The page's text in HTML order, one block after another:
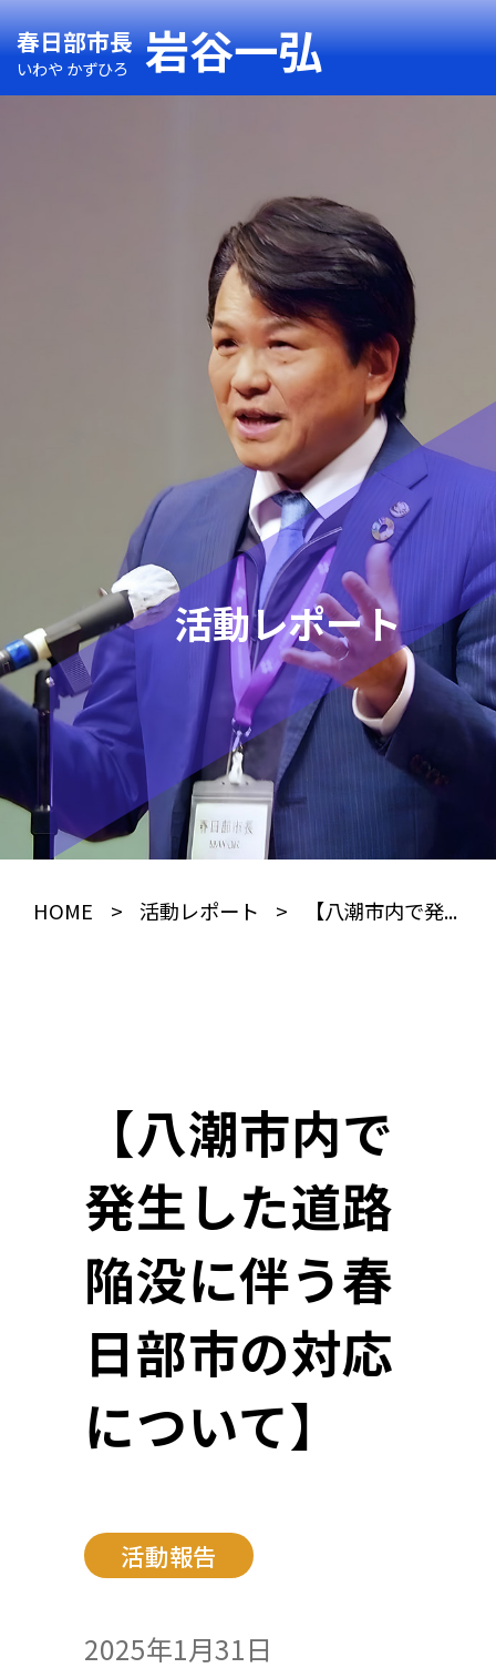
春日部市長
いわや かずひろ 岩谷一弘
活動レポート
HOME > 活動レポート > 【八潮市内で発...
【八潮市内で
発生した道路
陥没に伴う春
日部市の対応
について】
活動報告
2025年1月31日